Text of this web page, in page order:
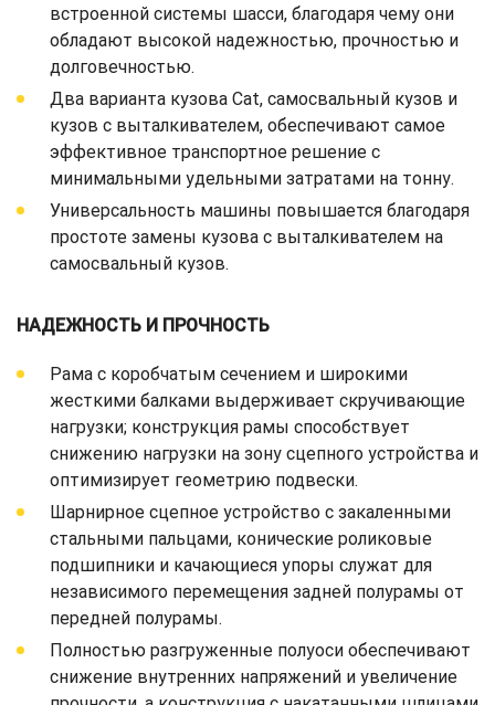
встроенной системы шасси, благодаря чему они
обладают высокой надежностью, прочностью и
долговечностью.
Два варианта кузова Cat, самосвальный кузов и
кузов с выталкивателем, обеспечивают самое
эффективное транспортное решение с
минимальными удельными затратами на тонну.
Универсальность машины повышается благодаря
простоте замены кузова с выталкивателем на
самосвальный кузов.
НАДЕЖНОСТЬ И ПРОЧНОСТЬ
Рама с коробчатым сечением и широкими
жесткими балками выдерживает скручивающие
нагрузки; конструкция рамы способствует
снижению нагрузки на зону сцепного устройства и
оптимизирует геометрию подвески.
Шарнирное сцепное устройство с закаленными
стальными пальцами, конические роликовые
подшипники и качающиеся упоры служат для
независимого перемещения задней полурамы от
передней полурамы.
Полностью разгруженные полуоси обеспечивают
снижение внутренних напряжений и увеличение